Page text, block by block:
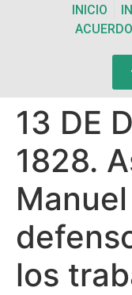
INICIO
13 DE
1828.
los